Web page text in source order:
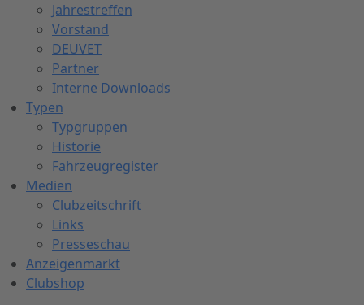
Jahrestreffen
Vorstand
DEUVET
Partner
Interne Downloads
Typen
Typgruppen
Historie
Fahrzeugregister
Medien
Clubzeitschrift
Links
Presseschau
Anzeigenmarkt
Clubshop